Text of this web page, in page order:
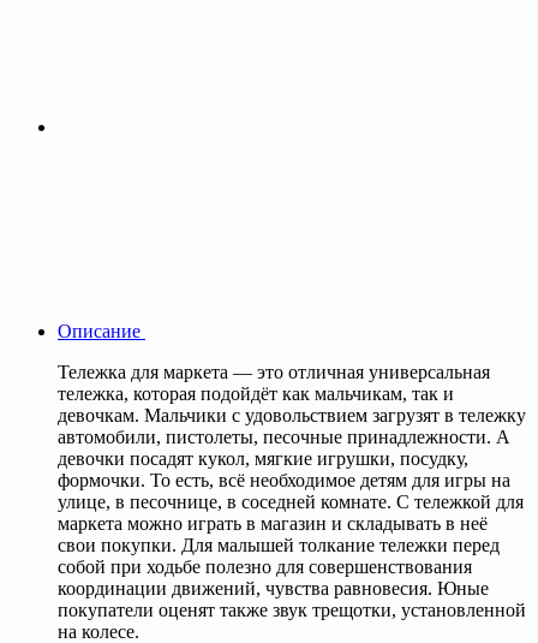
Описание
Тележка для маркета — это отличная универсальная
тележка, которая подойдёт как мальчикам, так и
девочкам. Мальчики с удовольствием загрузят в тележку
автомобили, пистолеты, песочные принадлежности. А
девочки посадят кукол, мягкие игрушки, посудку,
формочки. То есть, всё необходимое детям для игры на
улице, в песочнице, в соседней комнате. С тележкой для
маркета можно играть в магазин и складывать в неё
свои покупки. Для малышей толкание тележки перед
собой при ходьбе полезно для совершенствования
координации движений, чувства равновесия. Юные
покупатели оценят также звук трещотки, установленной
на колесе.